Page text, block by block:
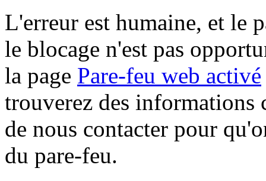
L'erreur est humaine, et le
le blocage n'est pas
la page Pare-feu web activé
trouverez des informations
de nous contacter pour
du pare-feu.